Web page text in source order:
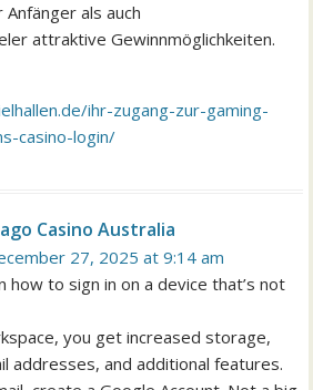
als auch
attraktive Gewinnmöglichkeiten.
ihr-zugang-zur-gaming-
casino-login/
Casino Australia
27, 2025 at 9:14 am
how to sign in on a device that’s not
you get increased storage,
addresses, and additional features.